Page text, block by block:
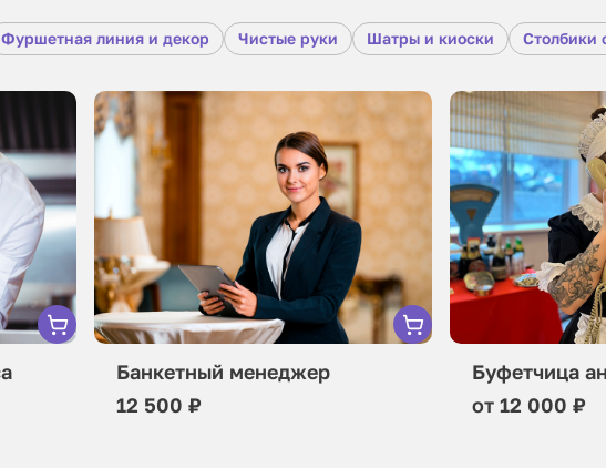
Фуршетная линия и декор Чистые руки Шатры и киоски Столбики
Банкетный менеджер
12 500 ₽
Буфетчица
от 12 000 ₽